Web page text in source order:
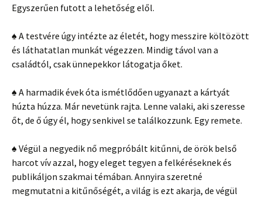
Egyszerűen futott a lehetőség elől.
♠ A testvére úgy intézte az életét, hogy messzire költözött
és láthatatlan munkát végezzen. Mindig távol van a
családtól, csak ünnepekkor látogatja őket.
♠ A harmadik évek óta ismétlődően ugyanazt a kártyát
húzta húzza. Már nevetünk rajta. Lenne valaki, aki szeresse
őt, de ő úgy él, hogy senkivel se találkozzunk. Egy remete.
♠ Végül a negyedik nő megpróbált kitűnni, de örök belső
harcot vív azzal, hogy eleget tegyen a felkéréseknek és
publikáljon szakmai témában. Annyira szeretné
megmutatni a kitűnőségét, a világ is ezt akarja, de végül